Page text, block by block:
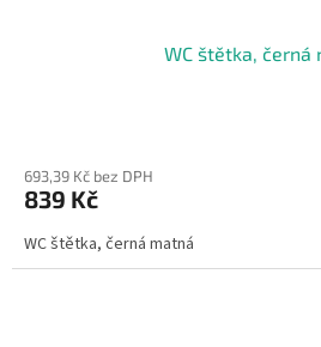
WC štětka, černá
693,39 Kč bez DPH
839 Kč
WC štětka, černá matná